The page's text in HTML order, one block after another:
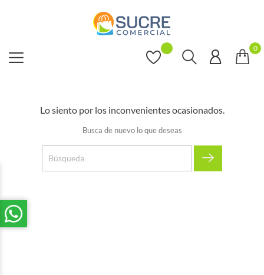
0
Lo siento por los inconvenientes ocasionados.
Busca de nuevo lo que deseas